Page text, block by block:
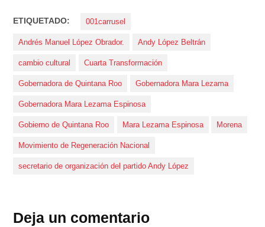
ETIQUETADO: 001carrusel
Andrés Manuel López Obrador. Andy López Beltrán
cambio cultural Cuarta Transformación
Gobernadora de Quintana Roo Gobernadora Mara Lezama
Gobernadora Mara Lezama Espinosa
Gobierno de Quintana Roo Mara Lezama Espinosa Morena
Movimiento de Regeneración Nacional
secretario de organización del partido Andy López
Deja un comentario